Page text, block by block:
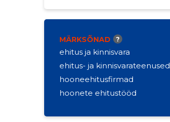
MÄRKSÕNAD ?
ehitus ja kinnisvara
ehitus- ja kinnisvarateenused
hooneehitusfirmad
hoonete ehitustööd